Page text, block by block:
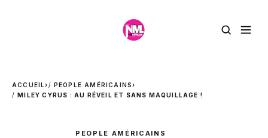
ACCUEIL› PEOPLE AMÉRICAINS›
MILEY CYRUS : AU RÉVEIL ET SANS MAQUILLAGE !
PEOPLE AMÉRICAINS